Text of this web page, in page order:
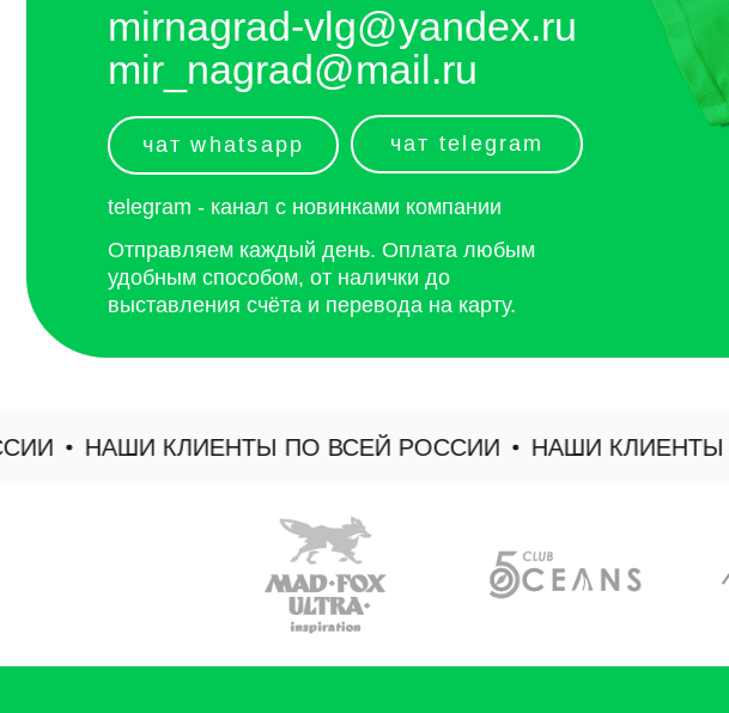
Отправляем каждый день. Оплата любым
удобным способом, от налички до
выставления счёта и перевода на карту.
НАШИ КЛИЕНТЫ ПО ВСЕЙ РОССИИ НАШИ КЛИЕНТЫ ПО